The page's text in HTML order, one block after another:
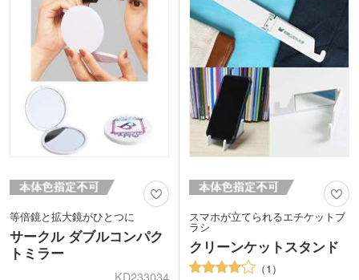
等倍鏡と拡大鏡がひとつに
サークル ダブルコンパク
トミラー
スマホが立てられるエチケットブ
ラシ
クリーンケットスタンド
1